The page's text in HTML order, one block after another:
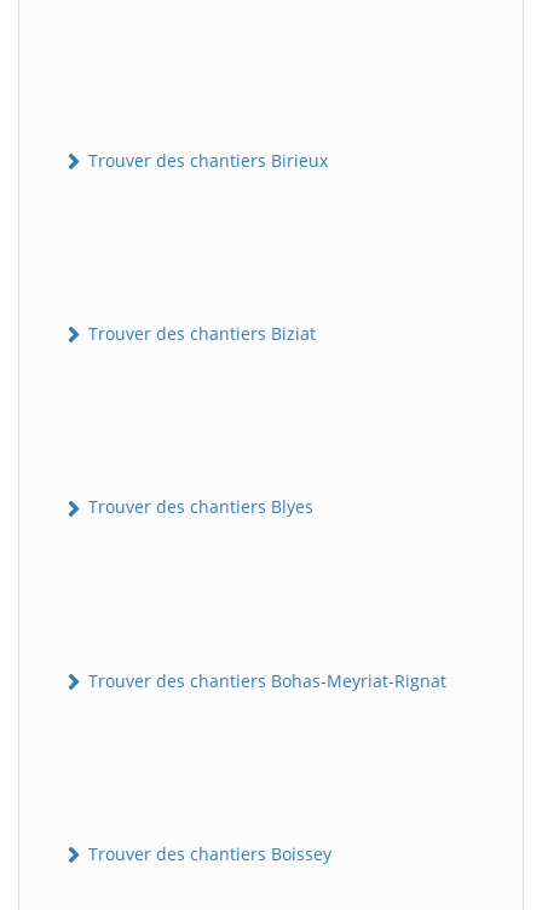
Trouver des chantiers Birieux
Trouver des chantiers Biziat
Trouver des chantiers Blyes
Trouver des chantiers Bohas-Meyriat-Rignat
Trouver des chantiers Boissey